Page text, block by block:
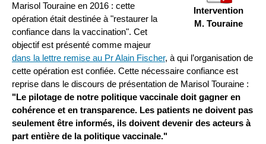
Intervention
M. Touraine
Marisol Touraine en 2016 : cette
opération était destinée à "restaurer la
confiance dans la vaccination". Cet
objectif est présenté comme majeur
dans la lettre remise au Pr Alain Fischer, à qui l’organisation de
cette opération est confiée. Cette nécessaire confiance est
reprise dans le discours de présentation de Marisol Touraine :
"Le pilotage de notre politique vaccinale doit gagner en
cohérence et en transparence. Les patients ne doivent pas
seulement être informés, ils doivent devenir des acteurs à
part entière de la politique vaccinale."